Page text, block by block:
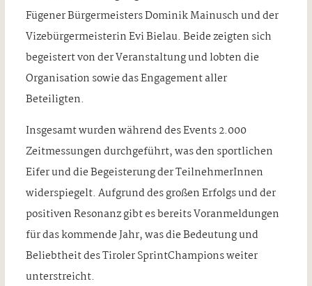
Fügener Bürgermeisters Dominik Mainusch und der
Vizebürgermeisterin Evi Bielau. Beide zeigten sich
begeistert von der Veranstaltung und lobten die
Organisation sowie das Engagement aller
Beteiligten.
Insgesamt wurden während des Events 2.000
Zeitmessungen durchgeführt, was den sportlichen
Eifer und die Begeisterung der TeilnehmerInnen
widerspiegelt. Aufgrund des großen Erfolgs und der
positiven Resonanz gibt es bereits Voranmeldungen
für das kommende Jahr, was die Bedeutung und
Beliebtheit des Tiroler SprintChampions weiter
unterstreicht.